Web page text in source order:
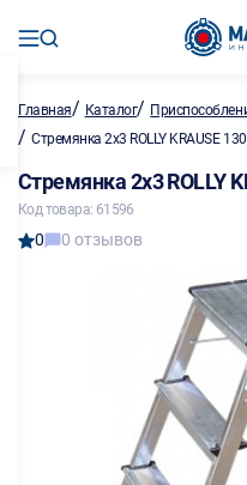
Главная/ Каталог/
/ Стремянка 2х3 ROLLY KRAUSE
Стремянка 2х3 ROLLY
Код товара: 61596
0 0 отзывов